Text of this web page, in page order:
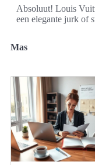
Absoluut! Louis
een elegante jurk of
Mas